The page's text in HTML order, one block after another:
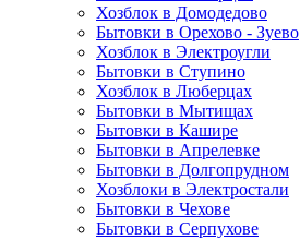
Хозблок в Домодедово
Бытовки в Орехово - Зуево
Хозблок в Электроугли
Бытовки в Ступино
Хозблок в Люберцах
Бытовки в Мытищах
Бытовки в Кашире
Бытовки в Апрелевке
Бытовки в Долгопрудном
Хозблоки в Электростали
Бытовки в Чехове
Бытовки в Серпухове